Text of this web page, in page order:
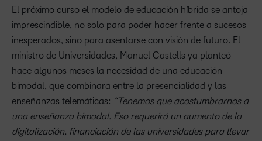
El próximo curso el modelo de educación híbrida se antoja
imprescindible, no solo para poder hacer frente a sucesos
inesperados, sino para asentarse con visión de futuro. El
ministro de Universidades, Manuel Castells ya planteó
hace algunos meses la necesidad de una educación
bimodal, que combinara entre la presencialidad y las
enseñanzas telemáticas: “Tenemos que acostumbrarnos a
una enseñanza bimodal. Eso requerirá un aumento de la
digitalización, financiación de las universidades para llevar